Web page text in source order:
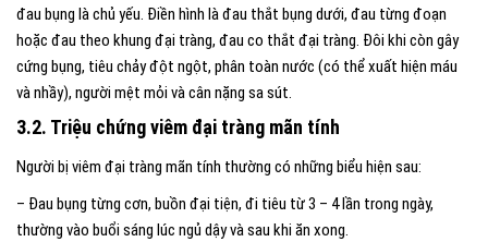
đau bụng là chủ yếu. Điền hình là đau thắt bụng dưới, đau từng đoạn
hoặc đau theo khung đại tràng, đau co thắt đại tràng. Đôi khi còn gây
cứng bụng, tiêu chảy đột ngột, phân toàn nước (có thể xuất hiện máu
và nhầy), người mệt mỏi và cân nặng sa sút.
3.2. Triệu chứng viêm đại tràng mãn tính
Người bị viêm đại tràng mãn tính thường có những biểu hiện sau:
– Đau bụng từng cơn, buồn đại tiện, đi tiêu từ 3 – 4 lần trong ngày,
thường vào buổi sáng lúc ngủ dậy và sau khi ăn xong.